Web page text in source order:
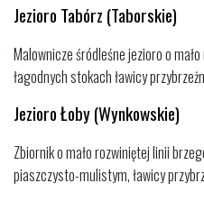
Jezioro Tabórz (Taborskie)
Malownicze śródleśne jezioro o
łagodnych stokach ławicy
Jezioro Łoby (Wynkowskie)
Zbiornik o mało rozwiniętej linii
piaszczysto-mulistym, ławicy